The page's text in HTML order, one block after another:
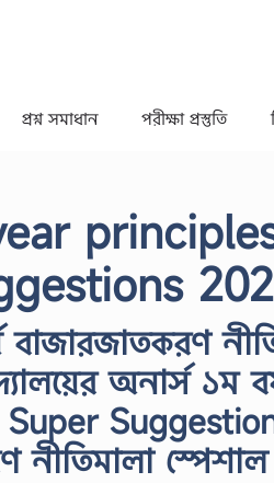
প্রশ্ন সমাধান পরীক্ষা প্রস্তুতি
বাজারজাতকরণ
অনার্স ১ম
নীতিমালা